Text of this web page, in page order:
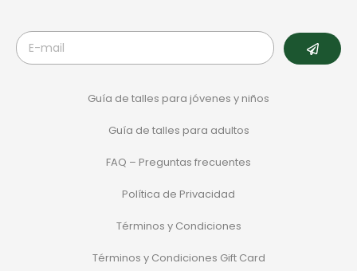
Guía de talles para jóvenes y niños
Guía de talles para adultos
FAQ – Preguntas frecuentes
Política de Privacidad
Términos y Condiciones
Términos y Condiciones Gift Card